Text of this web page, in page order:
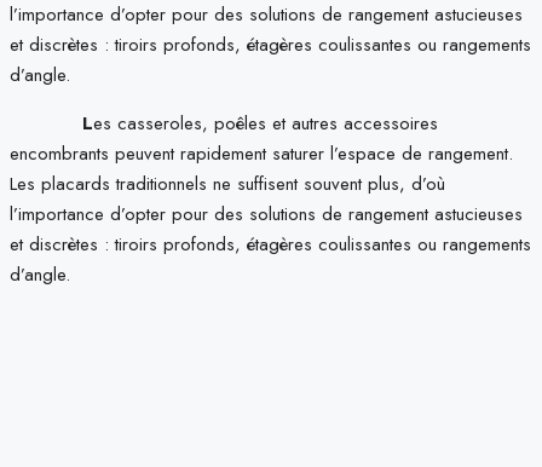
l’importance d’opter pour des solutions de rangement astucieuses
et discrètes : tiroirs profonds, étagères coulissantes ou rangements
d’angle.
Les casseroles, poêles et autres accessoires
encombrants peuvent rapidement saturer l’espace de rangement.
Les placards traditionnels ne suffisent souvent plus, d’où
l’importance d’opter pour des solutions de rangement astucieuses
et discrètes : tiroirs profonds, étagères coulissantes ou rangements
d’angle.